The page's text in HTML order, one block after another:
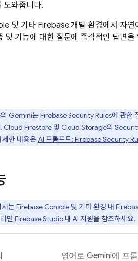
도와줍니다.
및 기타 Firebase 개발 환경에서 자연
및 기능에 대한 질문에 즉각적인 답변
의 Gemini는Firebase Security Rules에 관한
Cloud Firestore 및 Cloud Storage의
세한 내용은AI 프롬프트: Firebase Security
는FirebaseConsole 및 기타 환경 내
면 Firebase Studio 내 AI 지원을 참조하세요.
영어로 Gemini에 프